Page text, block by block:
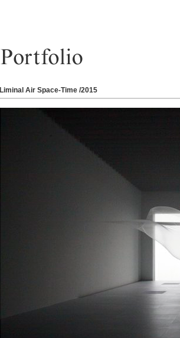
Liminal Air Space-Time /2015